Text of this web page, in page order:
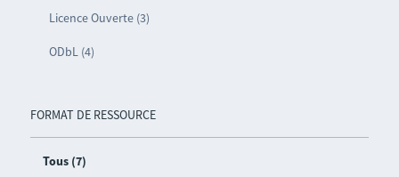
Licence Ouverte (3)
ODbL (4)
FORMAT DE RESSOURCE
Tous (7)